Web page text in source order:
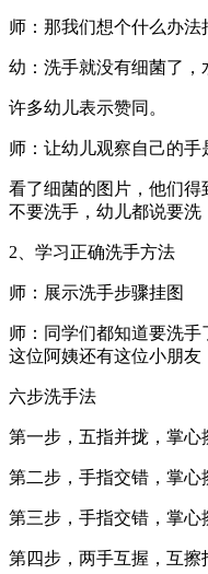
师：那我们想个什么办法
幼：洗手就没有细菌了，
许多幼儿表示赞同。
师：让幼儿观察自己的手
看了细菌的图片，他们
不要洗手，幼儿都说要洗
2、学习正确洗手方法
师：展示洗手步骤挂图
师：同学们都知道要洗
这位阿姨还有这位小朋友
六步洗手法
第一步，五指并拢，掌心
第二步，手指交错，掌心
第三步，手指交错，掌心
第四步，两手互握，互擦